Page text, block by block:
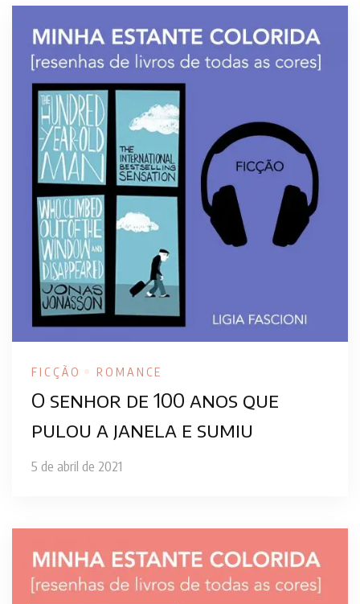
FICÇÃO ROMANCE
O senhor de 100 anos que
pulou a janela e sumiu
5 de abril de 2021